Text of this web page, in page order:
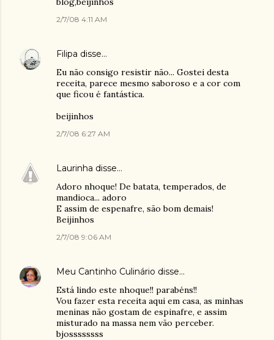
2/7/08 4:11 AM
Filipa disse…
Eu não consigo resistir não... Gostei desta
receita, parece mesmo saboroso e a cor com
que ficou é fantástica.
beijinhos
2/7/08 6:27 AM
Laurinha disse…
Adoro nhoque! De batata, temperados, de
mandioca... adoro
E assim de espenafre, são bom demais!
Beijinhos
2/7/08 9:06 AM
Meu Cantinho Culinário disse…
Está lindo este nhoque!! parabéns!!
Vou fazer esta receita aqui em casa, as minhas
meninas não gostam de espinafre, e assim
misturado na massa nem vão perceber.
bjossssssss